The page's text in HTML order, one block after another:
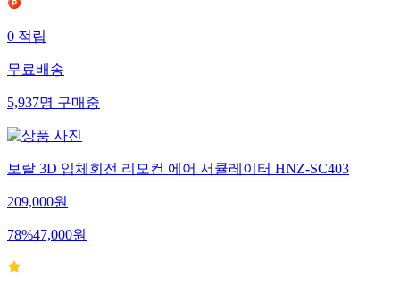
0 적립
무료배송
5,937명 구매중
보랄 3D 입체회전 리모컨 에어 서큘레이터 HNZ-SC403
209,000원
78%47,000원